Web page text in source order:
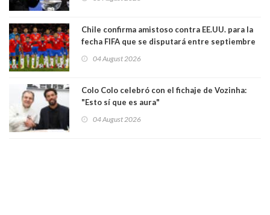
comportamiento más bajo y cobarde que he
Chile confirma amistoso contra EE.UU. para la
fecha FIFA que se disputará entre septiembre
04 August 2026
Colo Colo celebró con el fichaje de Vozinha:
"Esto sí que es aura"
04 August 2026